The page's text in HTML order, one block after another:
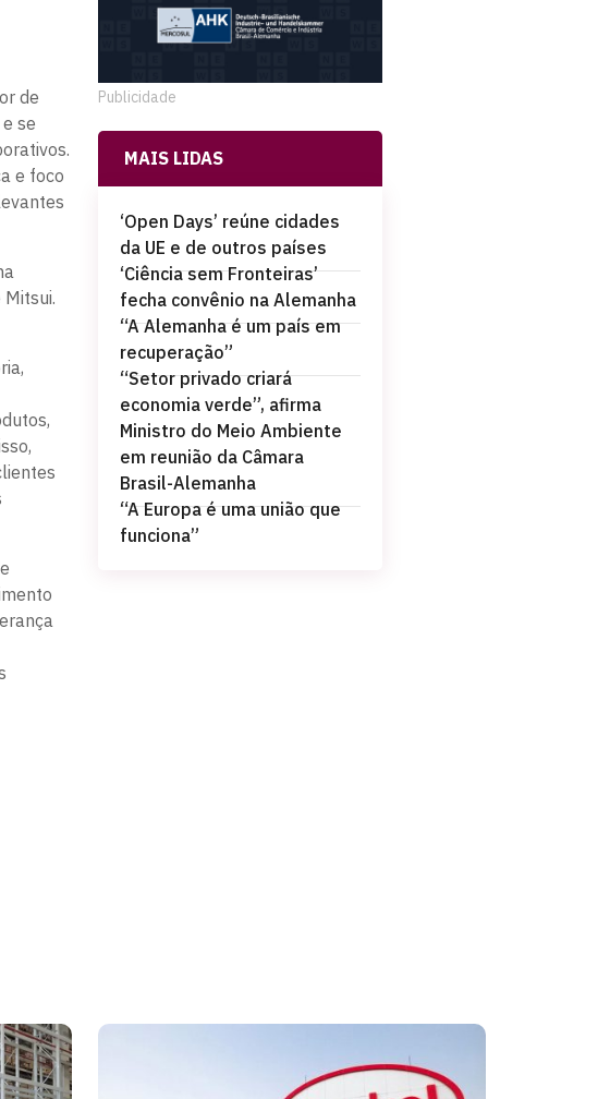
de
se
e foco
Publicidade
MAIS LIDAS
‘Open Days’ reúne cidades
da UE e de outros países
‘Ciência sem Fronteiras’
fecha convênio na Alemanha
“A Alemanha é um país em
recuperação”
“Setor privado criará
economia verde”, afirma
Ministro do Meio Ambiente
em reunião da Câmara
Brasil-Alemanha
“A Europa é uma união que
funciona”